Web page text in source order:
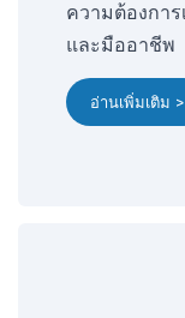
ความต้องกา
และมืออาชีพ
อ่านเพิ่มเติม >